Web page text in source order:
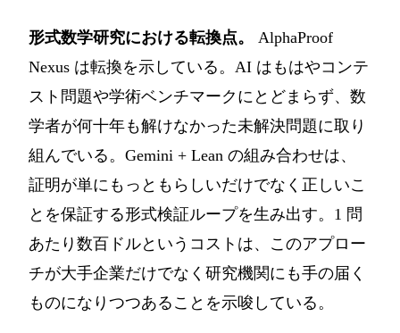
形式数学研究における転換点。
AlphaProof
Nexus は転換を示している。AI はもはやコンテ
スト問題や学術ベンチマークにとどまらず、数
学者が何十年も解けなかった未解決問題に取り
組んでいる。Gemini + Lean の組み合わせは、
証明が単にもっともらしいだけでなく正しいこ
とを保証する形式検証ループを生み出す。1 問
あたり数百ドルというコストは、このアプロー
チが大手企業だけでなく研究機関にも手の届く
ものになりつつあることを示唆している。